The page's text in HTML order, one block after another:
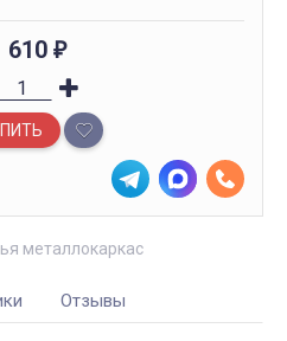
610 ₽
металлокаркас
Отзывы